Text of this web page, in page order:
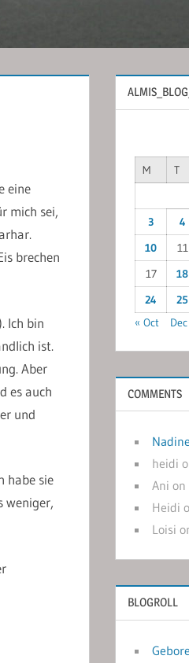
eine
mich sei,
brechen
Ich bin
ist.
Aber
es auch
und
habe sie
weniger,
M T
3
4
10
11
17
18
24
25
« Oct
COMMENTS
heidi
Ani on
Heidi
Loisi
BLOGROLL